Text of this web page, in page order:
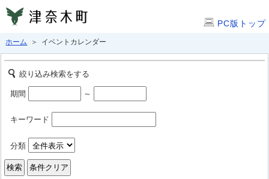
PC版トップ
ホーム ＞ イベントカレンダー
絞り込み検索をする
期間 ～
キーワード
分類